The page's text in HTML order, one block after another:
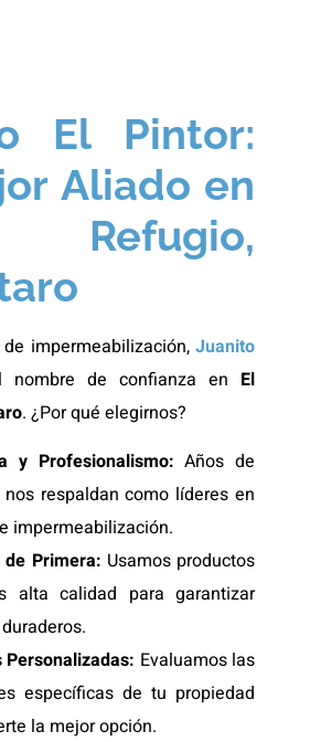
El Pintor:
Aliado en
impermeabilización, Juanito
nombre de confianza en El
. ¿Por qué elegirnos?
y Profesionalismo: Años de
respaldan como líderes en
impermeabilización.
Primera: Usamos productos
alta calidad para garantizar
Personalizadas: Evaluamos las
específicas de tu propiedad
la mejor opción.